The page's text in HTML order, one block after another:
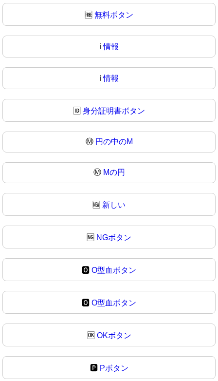
🆓 無料ボタン
ℹ️情報
ℹ情報
🆔 身分証明書ボタン
Ⓜ️ 円の中のM
Ⓜ Mの円
🆕 新しい
🆖 NGボタン
🅾️ O型血ボタン
🅾 O型血ボタン
🆗 OKボタン
🅿️ Pボタン